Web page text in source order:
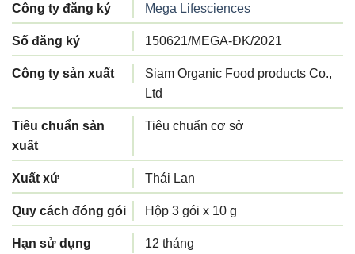
Công ty đăng ký Mega Lifesciences
Số đăng ký 150621/MEGA-ĐK/2021
Công ty sản xuất
Siam Organic Food products Co.,
Ltd
Tiêu chuẩn sản
xuất
Tiêu chuẩn cơ sở
Xuất xứ Thái Lan
Quy cách đóng gói Hộp 3 gói x 10 g
Hạn sử dụng 12 tháng